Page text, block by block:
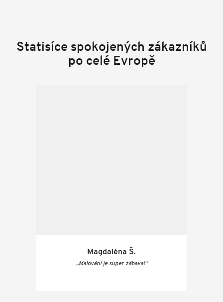
Statisíce spokojených zákazníků
po celé Evropě
Magdaléna Š.
„Malování je super zábava!“